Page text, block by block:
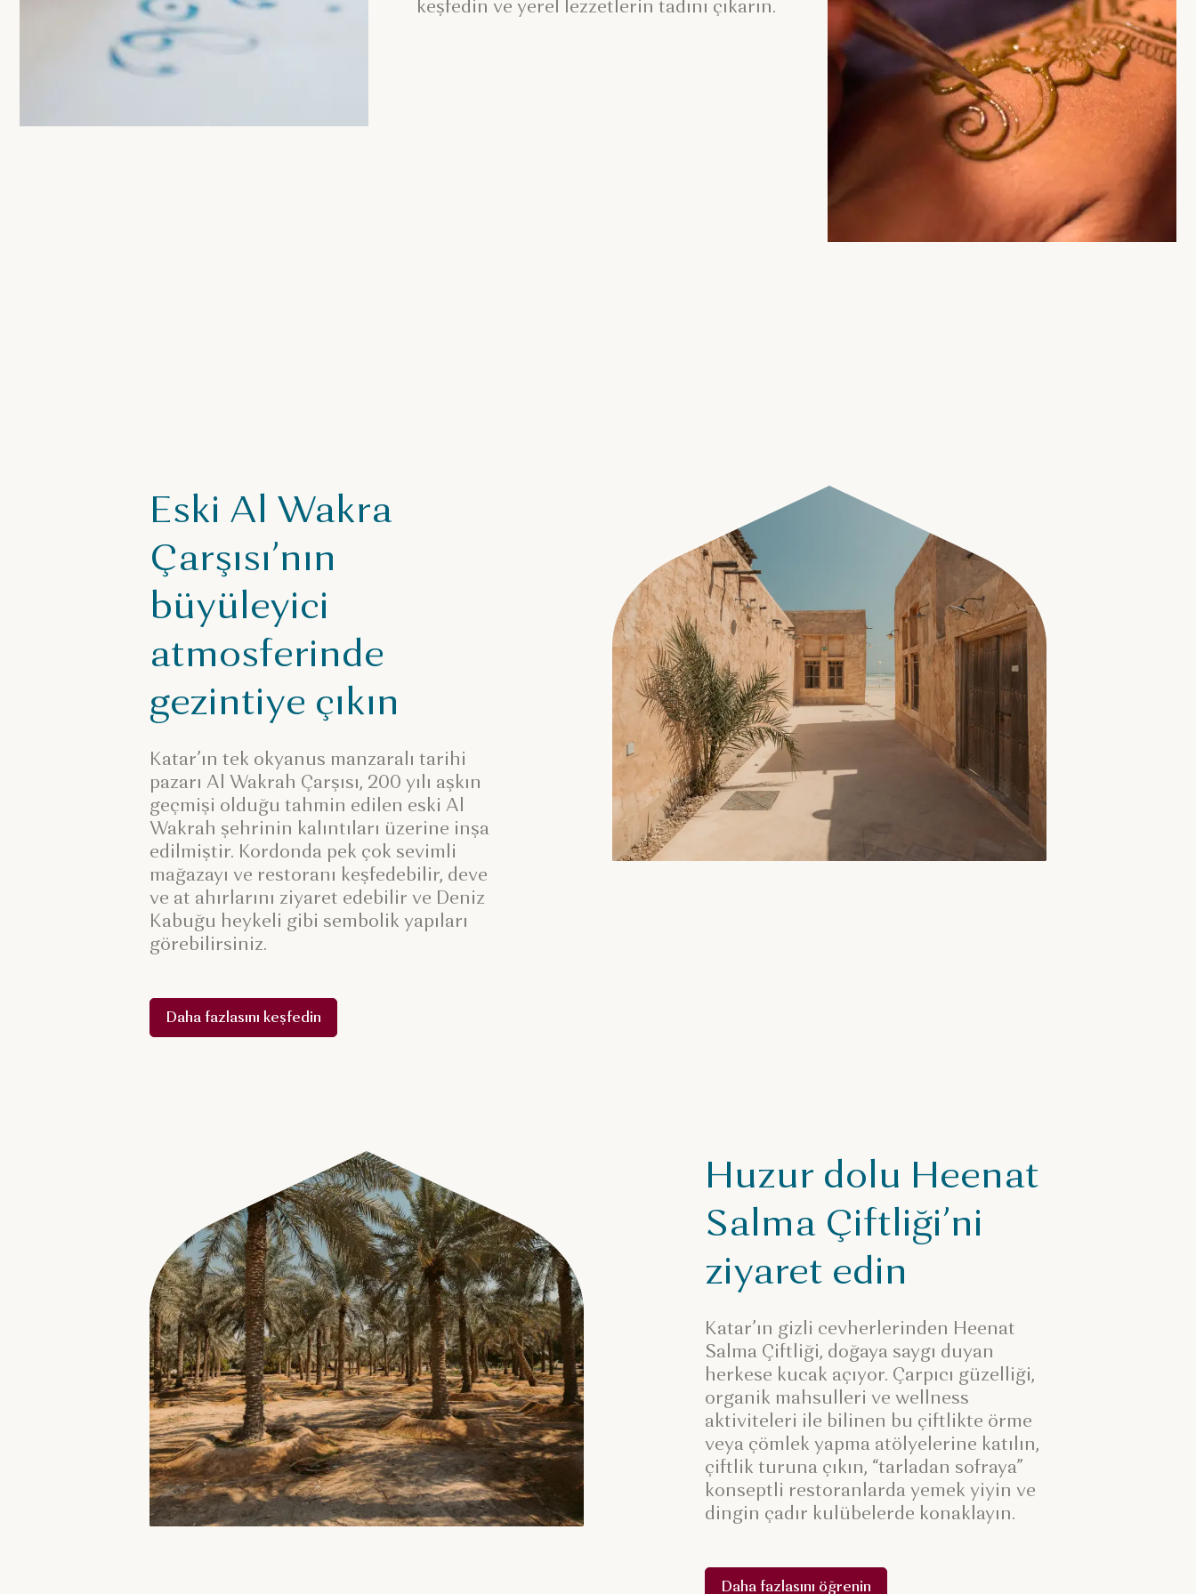
keşfedin ve yerel lezzetlerin tadını çıkarın.
Eski Al Wakra
Çarşısı’nın
büyüleyici
atmosferinde
gezintiye çıkın
Katar’ın tek okyanus manzaralı tarihi
pazarı Al Wakrah Çarşısı, 200 yılı aşkın
geçmişi olduğu tahmin edilen eski Al
Wakrah şehrinin kalıntıları üzerine inşa
edilmiştir. Kordonda pek çok sevimli
mağazayı ve restoranı keşfedebilir, deve
ve at ahırlarını ziyaret edebilir ve Deniz
Kabuğu heykeli gibi sembolik yapıları
görebilirsiniz.
Daha fazlasını keşfedin
Huzur dolu Heenat
Salma Çiftliği’ni
ziyaret edin
Katar’ın gizli cevherlerinden Heenat
Salma Çiftliği, doğaya saygı duyan
herkese kucak açıyor. Çarpıcı güzelliği,
organik mahsulleri ve wellness
aktiviteleri ile bilinen bu çiftlikte örme
veya çömlek yapma atölyelerine katılın,
çiftlik turuna çıkın, “tarladan sofraya”
konseptli restoranlarda yemek yiyin ve
dingin çadır kulübelerde konaklayın.
Daha fazlasını öğrenin